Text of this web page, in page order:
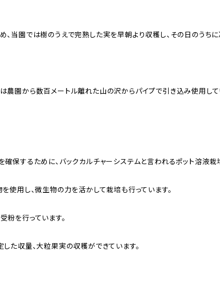
当園では樹のうえで完熟した実を早朝より収穫し、その日のうちに
園から数百メートル離れた山の沢からパイプで引き込み使用して
保するために、バックカルチャーシステムと言われるポット溶液栽
使用し、微生物の力を活かして栽培も行っています。
を行っています。
た収量、大粒果実の収穫ができています。